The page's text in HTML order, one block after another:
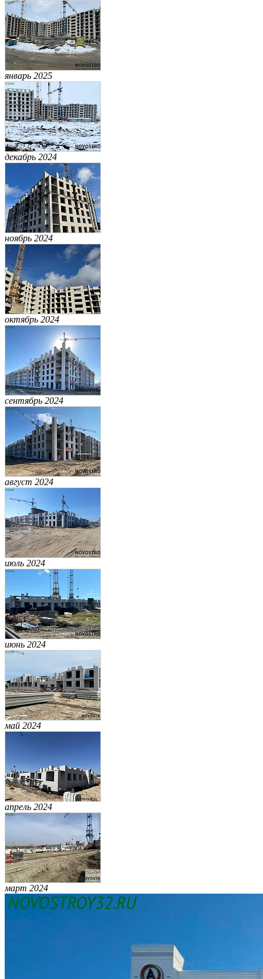
январь 2025
декабрь 2024
ноябрь 2024
октябрь 2024
сентябрь 2024
август 2024
июль 2024
июнь 2024
май 2024
апрель 2024
март 2024